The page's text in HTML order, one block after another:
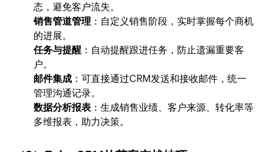
态，避免客户流失。
销售管道管理 ：自定义销售阶段，实时掌握每个商机
的进展。
任务与提醒 ：自动提醒跟进任务，防止遗漏重要客
户。
邮件集成 ：可直接通过CRM发送和接收邮件，统一
管理沟通记录。
数据分析报表 ：生成销售业绩、客户来源、转化率等
多维报表，助力决策。